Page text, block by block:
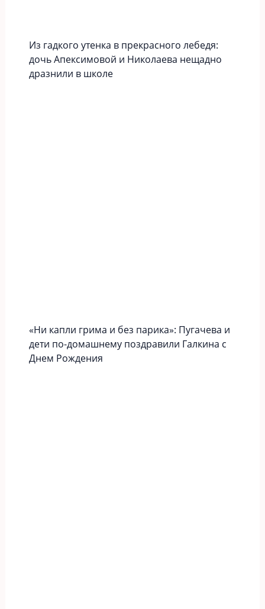
Из гадкого утенка в прекрасного лебедя:
дочь Апексимовой и Николаева нещадно
дразнили в школе
«Ни капли грима и без парика»: Пугачева и
дети по-домашнему поздравили Галкина с
Днем Рождения